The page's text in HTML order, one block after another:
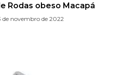
Rodas obeso Macapá
de novembro de 2022